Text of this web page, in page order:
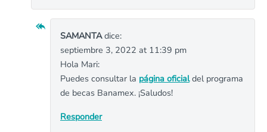
SAMANTAdice:
septiembre 3, 2022 at 11:39 pm
Hola Mari:
Puedes consultar la página oficialdel programa
de becas Banamex. ¡Saludos!
Responder